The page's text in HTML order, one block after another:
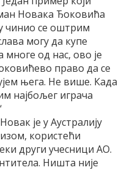
Новака Ђоковића
чинио се оштрим
могу да купе
многе од нас, ово је
право да се
њега. Не више. Када
најбољег играча
је у Аустралију
користећи
други учесници АО.
Ништа није